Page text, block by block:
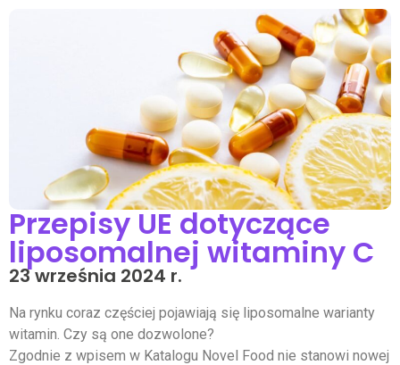
Przepisy UE dotyczące
liposomalnej witaminy C
23 września 2024 r.
Na rynku coraz częściej pojawiają się liposomalne warianty
witamin. Czy są one dozwolone?
Zgodnie z wpisem w Katalogu Novel Food nie stanowi nowej